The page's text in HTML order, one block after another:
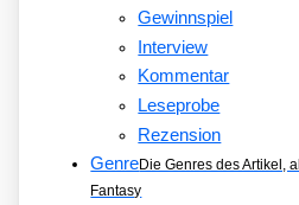
Gewinnspiel
Interview
Kommentar
Leseprobe
Rezension
GenreDie Genres des Artikel,
Fantasy